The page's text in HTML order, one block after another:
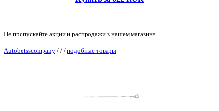
Не пропускайте акции и распродажи в нашем магазине.
Autobotsscompany / / / подобные товары